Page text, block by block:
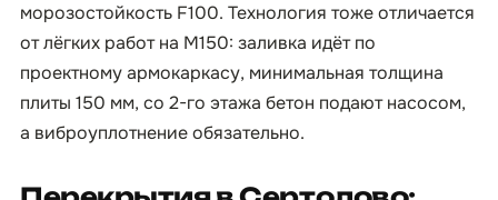
морозостойкость F100. Технология тоже отличается
от лёгких работ на М150: заливка идёт по
проектному армокаркасу, минимальная толщина
плиты 150 мм, со 2-го этажа бетон подают насосом,
а виброуплотнение обязательно.